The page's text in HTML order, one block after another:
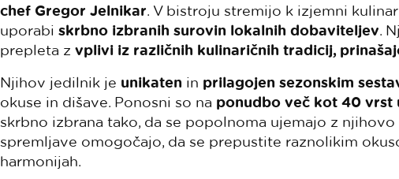
chef Gregor Jelnikar. V bistroju stremijo k izjemni
uporabi skrbno izbranih surovin lokalnih dobaviteljev.
prepleta z vplivi iz različnih kulinaričnih tradicij,
Njihov jedilnik je unikaten in prilagojen sezonskim
okuse in dišave. Ponosni so na ponudbo več kot 40 vrst
skrbno izbrana tako, da se popolnoma ujemajo z
spremljave omogočajo, da se prepustite raznolikim
harmonijah.